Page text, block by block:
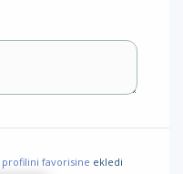
profilini favorisine ekledi